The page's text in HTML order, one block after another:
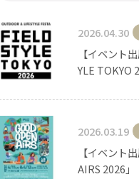
2026.04.30
【イベント
YLE TOKYO
2026.03.19
【イベント
AIRS 2026」